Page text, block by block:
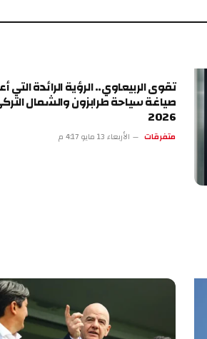
تقوى الربيعاوي.. الرؤية الرائدة التي
صياغة سياحة طرابزون والشمال
2026
متفرقات الأربعاء 13 مايو 4:17 م